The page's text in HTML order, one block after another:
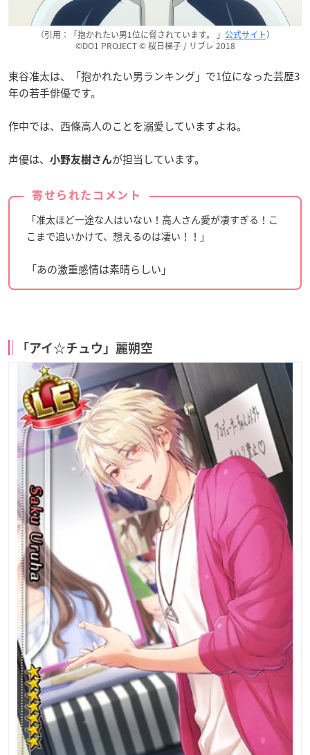
（引用：「抱かれたい男1位に脅されています。 」 公式サイト）
©DO1 PROJECT © 桜日梯子 / リブレ 2018
東谷准太は、「抱かれたい男ランキング」で1位になった芸歴3
年の若手俳優です。
作中では、西條高人のことを溺愛していますよね。
声優は、 小野友樹さんが担当しています。
寄せられたコメント
「准太ほど一途な人はいない！高人さん愛が凄すぎる！こ
こまで追いかけて、想えるのは凄い！！」
「あの激重感情は素晴らしい」
「アイ☆チュウ」麗朔空